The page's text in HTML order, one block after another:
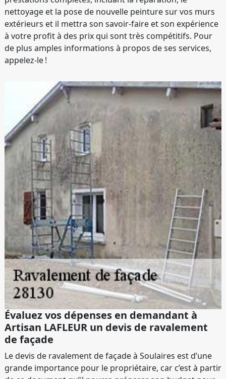
nettoyage et la pose de nouvelle peinture sur vos murs
extérieurs et il mettra son savoir-faire et son expérience
à votre profit à des prix qui sont très compétitifs. Pour
de plus amples informations à propos de ses services,
appelez-le !
Évaluez vos dépenses en demandant à
Artisan LAFLEUR un devis de ravalement
de façade
Le devis de ravalement de façade à Soulaires est d’une
grande importance pour le propriétaire, car c’est à partir